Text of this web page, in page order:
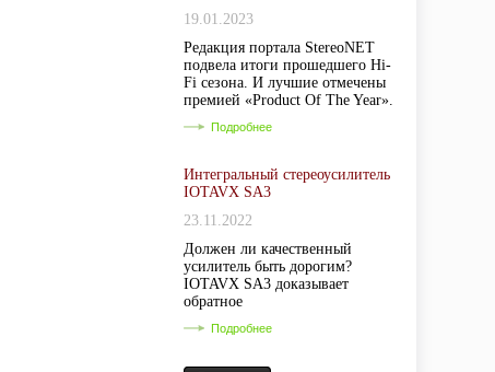
19.01.2023
Редакция портала StereoNET
подвела итоги прошедшего Hi-
Fi сезона. И лучшие отмечены
премией «Product Of The Year».
Подробнее
Интегральный стереоусилитель
IOTAVX SA3
23.11.2022
Должен ли качественный
усилитель быть дорогим?
IOTAVX SA3 доказывает
обратное
Подробнее